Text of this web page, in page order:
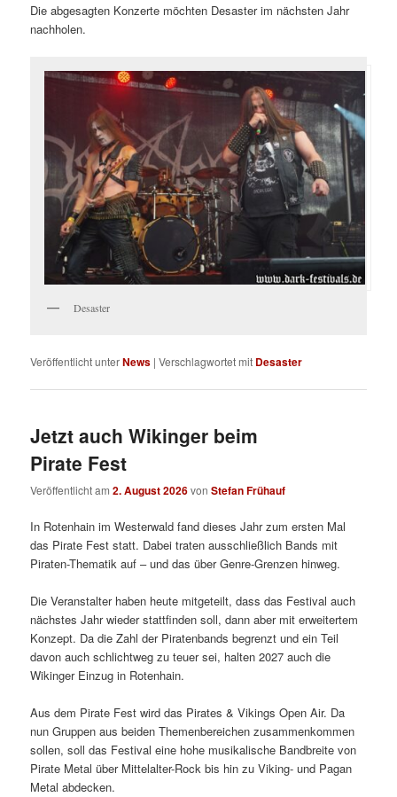
Die abgesagten Konzerte möchten Desaster im nächsten Jahr
nachholen.
Desaster
Veröffentlicht unterNews |Verschlagwortet mit Desaster
Jetzt auch Wikinger beim
Pirate Fest
Veröffentlicht am2. August 2026vonStefan Frühauf
In Rotenhain im Westerwald fand dieses Jahr zum ersten Mal
das Pirate Fest statt. Dabei traten ausschließlich Bands mit
Piraten-Thematik auf – und das über Genre-Grenzen hinweg.
Die Veranstalter haben heute mitgeteilt, dass das Festival auch
nächstes Jahr wieder stattfinden soll, dann aber mit erweitertem
Konzept. Da die Zahl der Piratenbands begrenzt und ein Teil
davon auch schlichtweg zu teuer sei, halten 2027 auch die
Wikinger Einzug in Rotenhain.
Aus dem Pirate Fest wird das Pirates & Vikings Open Air. Da
nun Gruppen aus beiden Themenbereichen zusammenkommen
sollen, soll das Festival eine hohe musikalische Bandbreite von
Pirate Metal über Mittelalter-Rock bis hin zu Viking- und Pagan
Metal abdecken.